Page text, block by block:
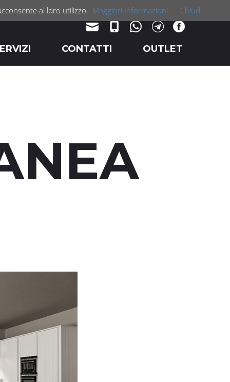
CONTATTI OUTLET
al loro utilizzo. Maggiori Informazioni Chiudi